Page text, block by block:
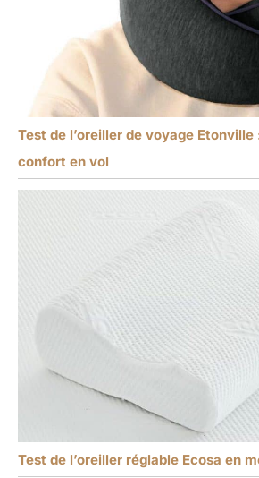
Test de l’oreiller de voyage
confort en vol
Test de l’oreiller réglable Ecosa en